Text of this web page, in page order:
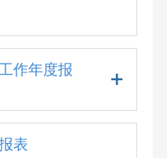
作年度报
表